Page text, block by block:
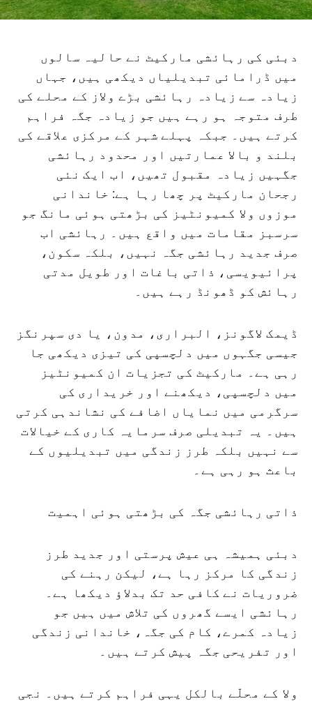
دبئی کی رہائشی مارکیٹ نے حالیہ سالوں
میں ڈرامائی تبدیلیاں دیکھی ہیں، جہاں
زیادہ سے زیادہ رہائشی بڑے ولاز کے محلے کی
طرف متوجہ ہو رہے ہیں جو زیادہ جگہ فراہم
کرتے ہیں۔ جبکہ پہلے شہر کے مرکزی علاقے کی
بلند و بالا عمارتیں اور محدود رہائشی
جگہیں زیادہ مقبول تھیں، اب ایک نئی
رجحان مارکیٹ پر چھا رہا ہے: خاندانی
موزوں ولا کمیونٹیز کی بڑھتی ہوئی مانگ جو
سرسبز مقامات میں واقع ہیں۔ رہائشی اب
صرف جدید رہائشی جگہ نہیں، بلکہ سکون،
پرائیویسی، ذاتی باغات اور طویل مدتی
رہائش کو ڈھونڈ رہے ہیں۔
ڈیمک لاگونز، البراری، مدون، یا دی سپرنگز
جیسی جگہوں میں دلچسپی کی تیزی دیکھی جا
رہی ہے۔ مارکیٹ کی تجزیات ان کمیونٹیز
میں دلچسپی، دیکھنے اور خریداری کی
سرگرمی میں نمایاں اضافے کی نشاندہی کرتی
ہیں۔ یہ تبدیلی صرف سرمایہ کاری کے خیالات
سے نہیں بلکہ طرز زندگی میں تبدیلیوں کے
باعث ہو رہی ہے۔
ذاتی رہائشی جگہ کی بڑھتی ہوئی اہمیت
دبئی ہمیشہ ہی عیش پرستی اور جدید طرز
زندگی کا مرکز رہا ہے، لیکن رہنے کی
ضروریات نے کافی حد تک بدلاؤ دیکھا ہے۔
رہائشی ایسے گھروں کی تلاش میں ہیں جو
زیادہ کمرے، کام کی جگہ، خاندانی زندگی
اور تفریحی جگہ پیش کرتے ہیں۔
ولا کے محلّے بالکل یہی فراہم کرتے ہیں۔ نجی